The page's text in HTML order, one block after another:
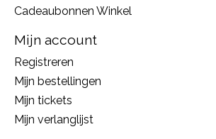
Cadeaubonnen Winkel
Mijn account
Registreren
Mijn bestellingen
Mijn tickets
Mijn verlanglijst